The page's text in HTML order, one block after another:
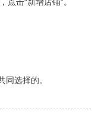
选择的。